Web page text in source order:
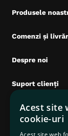
Produsele
Comenzi și
Despre noi
Suport clienți
Date comerciale
Acest site
cookie-uri
Acest site web